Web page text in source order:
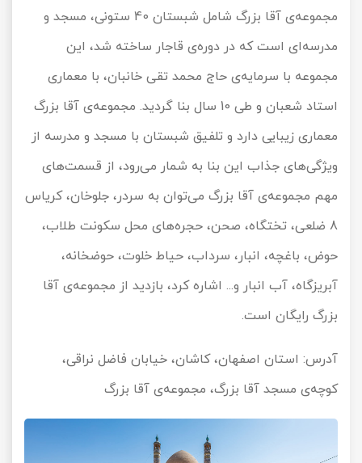
مجموعه‌ی آقا بزرگ شامل شبستان 40 ستونی، مسجد و
مدرسه‌ای است که در دوره‌ی قاجار ساخته شد، این
مجموعه با سرمایه‌ی حاج محمد تقی خانبان، با معماری
استاد شعبان و طی 10 سال بنا گردید. مجموعه‌ی آقا بزرگ
معماری زیبایی دارد و تلفیق شبستان با مسجد و مدرسه از
ویژگی‌های جذاب این بنا به شمار می‌رود، از قسمت‌های
مهم مجموعه‌ی آقا بزرگ می‌توان به سردر، جلوخان، کریاس
8 ضلعی، تختگاه، صحن، حجره‌های محل سکونت طلاب،
حوض، باغچه، انبار، سرداب، حیاط خلوت، حوضخانه،
آبریزگاه، آب انبار و... اشاره کرد، بازدید از مجموعه‌ی آقا
بزرگ رایگان است.
آدرس: استان اصفهان، کاشان، خیابان فاضل نراقی،
کوچه‌ی مسجد آقا بزرگ، مجموعه‌ی آقا بزرگ